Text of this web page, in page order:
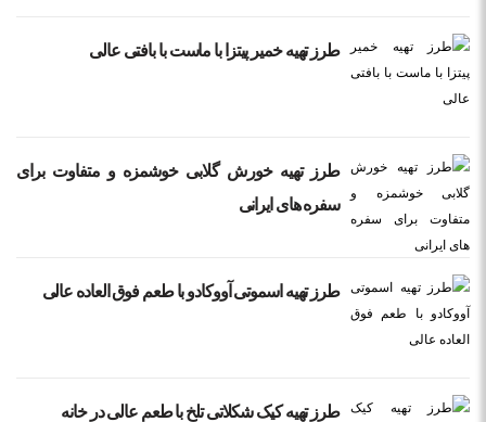
طرز تهیه خمیر پیتزا با ماست با بافتی عالی
طرز تهیه خورش گلابی خوشمزه و متفاوت برای
سفره های ایرانی
طرز تهیه اسموتی آووکادو با طعم فوق العاده عالی
طرز تهیه کیک شکلاتی تلخ با طعم عالی در خانه